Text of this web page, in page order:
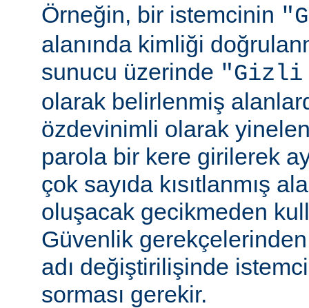
Örneğin, bir istemcinin
alanında kimliği
sunucu üzerinde "Gizli
olarak belirlenmiş
özdevinimli olarak
parola bir kere girilerek
çok sayıda kısıtlanmış
oluşacak gecikmeden
Güvenlik
adı değiştirilişinde
sorması gerekir.